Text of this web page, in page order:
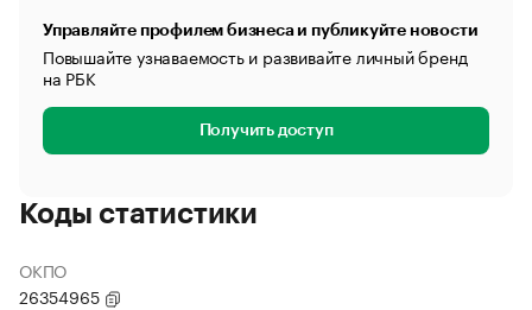
Управляйте профилем бизнеса и публикуйте новости
Повышайте узнаваемость и развивайте личный бренд
на РБК
Получить доступ
Коды статистики
ОКПО
26354965